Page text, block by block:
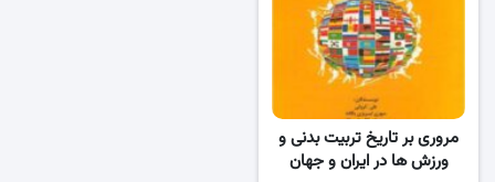
مروری بر تاریخ تربیت بدنی و
ورزش ها در ایران و جهان